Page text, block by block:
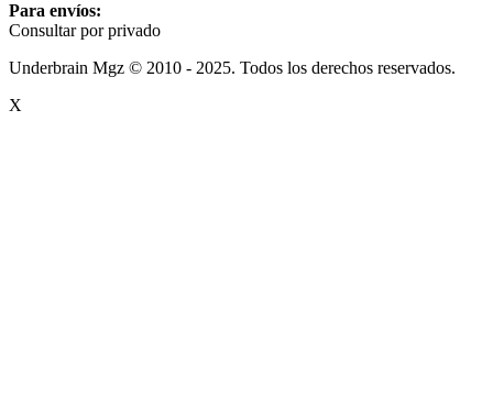
Para envíos:
Consultar por privado
Underbrain Mgz © 2010 - 2025. Todos los derechos reservados.
X